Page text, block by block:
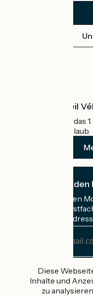
Was ist Accueil
Accueil Vélo ist das
Radfahrer im Urlaub.
Ich abonniere
Erhalten Sie jeden
Rad in Ihrem
Meine E-Mail-
Adresse
Gefördert im
Diese
Inhalte und
zu